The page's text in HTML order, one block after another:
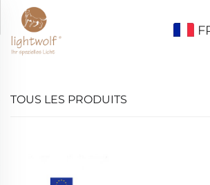
TOUS LES PRODUITS